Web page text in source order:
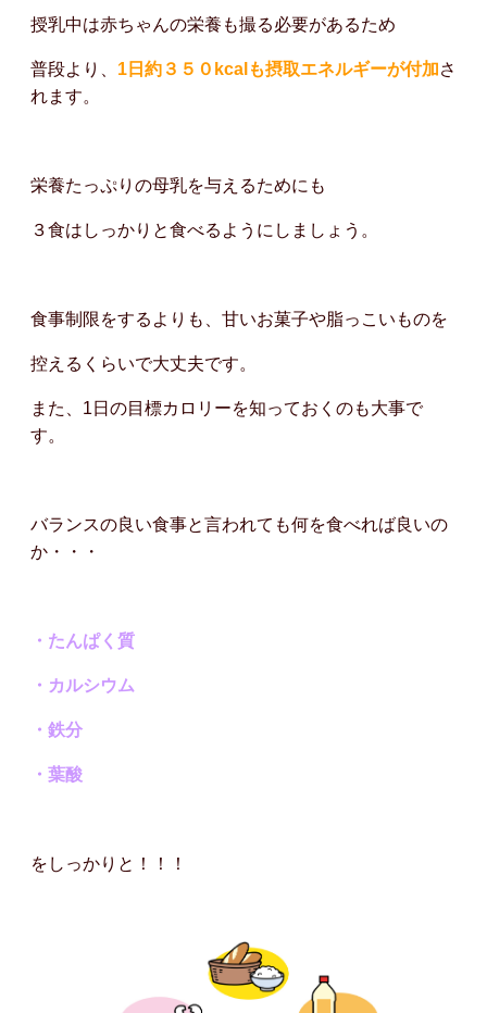
授乳中は赤ちゃんの栄養も撮る必要があるため
普段より、 1日約３５０kcalも摂取エネルギーが付加さ
れます。
栄養たっぷりの母乳を与えるためにも
３食はしっかりと食べるようにしましょう。
食事制限をするよりも、甘いお菓子や脂っこいものを
控えるくらいで大丈夫です。
また、1日の目標カロリーを知っておくのも大事で
す。
バランスの良い食事と言われても何を食べれば良いの
か・・・
・たんぱく質
・カルシウム
・鉄分
・葉酸
をしっかりと！！！